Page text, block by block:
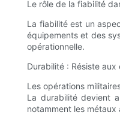
Le rôle de la fiabilité
La fiabilité est un
équipements et des
opérationnelle.
Durabilité : Résiste
Les opérations
La durabilité devient
notamment les